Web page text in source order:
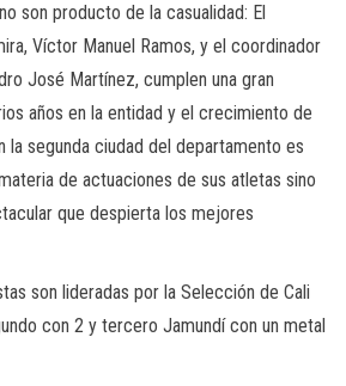
son producto de la casualidad: El
Víctor Manuel Ramos, y el coordinador
José Martínez, cumplen una gran
años en la entidad y el crecimiento de
la segunda ciudad del departamento es
de actuaciones de sus atletas sino
que despierta los mejores
son lideradas por la Selección de Cali
con 2 y tercero Jamundí con un metal